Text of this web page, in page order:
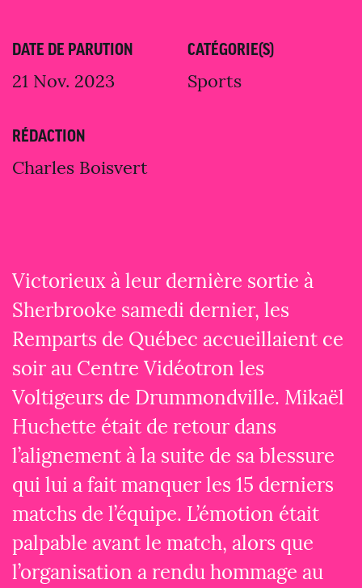
DATE DE PARUTION
21 Nov. 2023
RÉDACTION
Charles Boisvert
CATÉGORIE(S)
Sports
Victorieux à leur dernière sortie à
Sherbrooke samedi dernier, les
Remparts de Québec accueillaient ce
soir au Centre Vidéotron les
Voltigeurs de Drummondville. Mikaël
Huchette était de retour dans
l’alignement à la suite de sa blessure
qui lui a fait manquer les 15 derniers
matchs de l’équipe. L’émotion était
palpable avant le match, alors que
l’organisation a rendu hommage au